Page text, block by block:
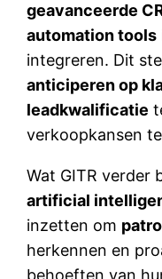
geavanceerde
automation tools
integreren. Dit
anticiperen op
leadkwalificatie
verkoopkansen
Wat GITR verder
artificial
inzetten om
herkennen en
behoeften van